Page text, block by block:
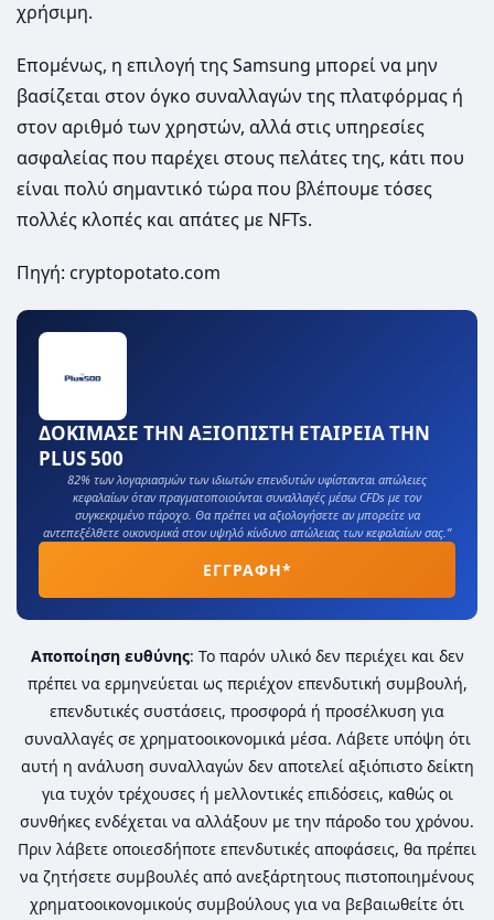
χρήσιμη.
Επομένως, η επιλογή της Samsung μπορεί να μην
βασίζεται στον όγκο συναλλαγών της πλατφόρμας ή
στον αριθμό των χρηστών, αλλά στις υπηρεσίες
ασφαλείας που παρέχει στους πελάτες της, κάτι που
είναι πολύ σημαντικό τώρα που βλέπουμε τόσες
πολλές κλοπές και απάτες με NFTs.
Πηγή: cryptopotato.com
ΔΟΚΙΜΑΣΕ ΤΗΝ ΑΞΙΟΠΙΣΤΗ ΕΤΑΙΡΕΙΑ ΤΗΝ
PLUS 500
82% των λογαριασμών των ιδιωτών επενδυτών υφίστανται απώλειες
κεφαλαίων όταν πραγματοποιούνται συναλλαγές μέσω CFDs με τον
συγκεκριμένο πάροχο. Θα πρέπει να αξιολογήσετε αν μπορείτε να
αντεπεξέλθετε οικονομικά στον υψηλό κίνδυνο απώλειας των κεφαλαίων σας.”
ΕΓΓΡΑΦΗ*
Αποποίηση ευθύνης: Το παρόν υλικό δεν περιέχει και δεν
πρέπει να ερμηνεύεται ως περιέχον επενδυτική συμβουλή,
επενδυτικές συστάσεις, προσφορά ή προσέλκυση για
συναλλαγές σε χρηματοοικονομικά μέσα. Λάβετε υπόψη ότι
αυτή η ανάλυση συναλλαγών δεν αποτελεί αξιόπιστο δείκτη
για τυχόν τρέχουσες ή μελλοντικές επιδόσεις, καθώς οι
συνθήκες ενδέχεται να αλλάξουν με την πάροδο του χρόνου.
Πριν λάβετε οποιεσδήποτε επενδυτικές αποφάσεις, θα πρέπει
να ζητήσετε συμβουλές από ανεξάρτητους πιστοποιημένους
χρηματοοικονομικούς συμβούλους για να βεβαιωθείτε ότι